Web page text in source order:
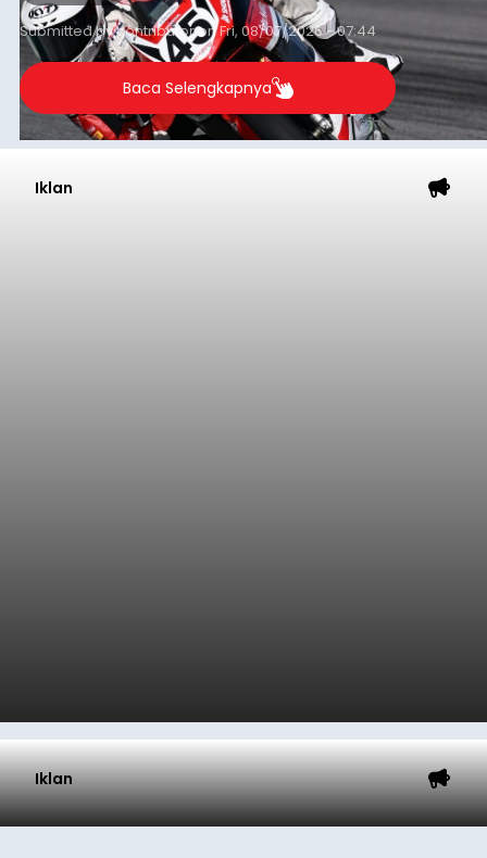
Submitted bycontributoronFri, 08/07/2026 - 07:44
Baca Selengkapnya
Iklan
Iklan